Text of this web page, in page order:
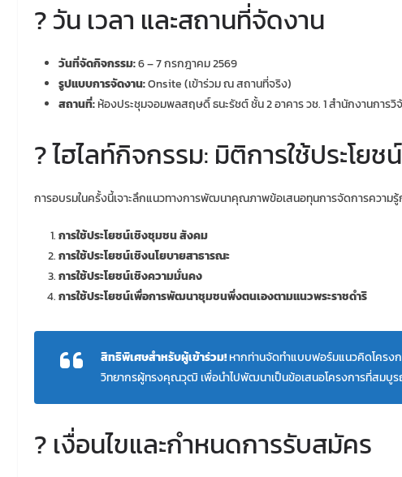
? วัน เวลา และสถานที่จัดงาน
วันที่จัดกิจกรรม:6 – 7 กรกฎาคม 2569
รูปแบบการจัดงาน:Onsite (เข้าร่วม ณ สถานที่จริง)
สถานที่:ห้องประชุมจอมพลสฤษดิ์ ธนะรัชต์ ชั้น 2 อาคาร วช. 1 สำนักงานการ
? ไฮไลท์กิจกรรม: มิติการใช้ประโยช
การอบรมในครั้งนี้เจาะลึกแนวทางการพัฒนาคุณภาพข้อเสนอทุนการจัดการความ
การใช้ประโยชน์เชิงชุมชน สังคม
การใช้ประโยชน์เชิงนโยบายสาธารณะ
การใช้ประโยชน์เชิงความมั่นคง
การใช้ประโยชน์เพื่อการพัฒนาชุมชนพึ่งตนเองตามแนวพระราชดำริ
สิทธิพิเศษสำหรับผู้เข้าร่วม!หากท่านจัดทำแบบฟอร์มแนวคิดโครงก
วิทยากรผู้ทรงคุณวุฒิ เพื่อนำไปพัฒนาเป็นข้อเสนอโครงการที่สมบู
? เงื่อนไขและกำหนดการรับสมัคร